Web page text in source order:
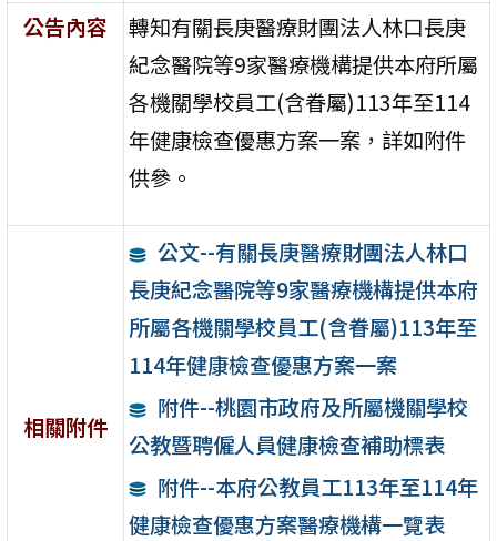
公告內容
轉知有關長庚醫療財團法人林口長庚
紀念醫院等9家醫療機構提供本府所屬
各機關學校員工(含眷屬)113年至114
年健康檢查優惠方案一案，詳如附件
供參。
相關附件
公文--有關長庚醫療財團法人林口
長庚紀念醫院等9家醫療機構提供本府
所屬各機關學校員工(含眷屬)113年至
114年健康檢查優惠方案一案
附件--桃園市政府及所屬機關學校
公教暨聘僱人員健康檢查補助標表
附件--本府公教員工113年至114年
健康檢查優惠方案醫療機構一覽表